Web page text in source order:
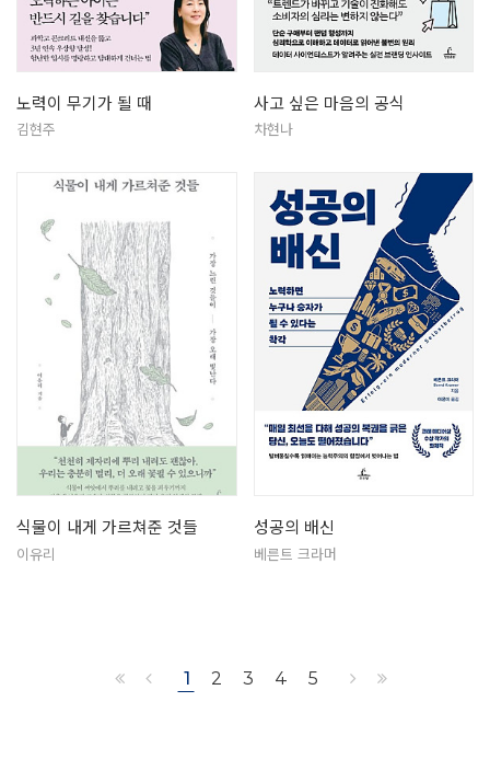
노력이 무기가 될 때
김현주
사고 싶은 마음의 공식
차현나
식물이 내게 가르쳐준 것들
이유리
성공의 배신
베른트 크라머
1 2 3 4 5